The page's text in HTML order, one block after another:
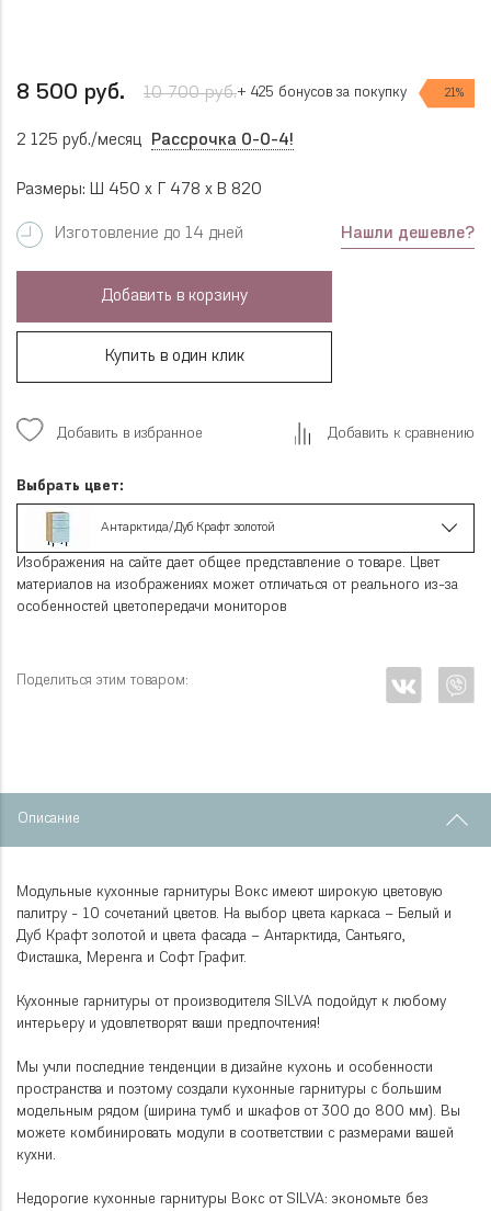
8 500 руб. 10 700 руб. 21%
+ 425 бонусов за покупку
2 125 руб./месяц Рассрочка 0-0-4!
Размеры: Ш 450 x Г 478 x В 820
Изготовление до 14 дней Нашли дешевле?
Добавить в корзину
Купить в один клик
Добавить в избранное Добавить к сравнению
Выбрать цвет:
Антарктида/Дуб Крафт золотой
Изображения на сайте дает общее представление о товаре. Цвет
материалов на изображениях может отличаться от реального из-за
особенностей цветопередачи мониторов
Поделиться этим товаром:
Описание
Модульные кухонные гарнитуры Вокс имеют широкую цветовую
палитру - 10 сочетаний цветов. На выбор цвета каркаса – Белый и
Дуб Крафт золотой и цвета фасада – Антарктида, Сантьяго,
Фисташка, Меренга и Софт Графит.
Кухонные гарнитуры от производителя SILVA подойдут к любому
интерьеру и удовлетворят ваши предпочтения!
Мы учли последние тенденции в дизайне кухонь и особенности
пространства и поэтому создали кухонные гарнитуры с большим
модельным рядом (ширина тумб и шкафов от 300 до 800 мм). Вы
можете комбинировать модули в соответствии с размерами вашей
кухни.
Недорогие кухонные гарнитуры Вокс от SILVA: экономьте без